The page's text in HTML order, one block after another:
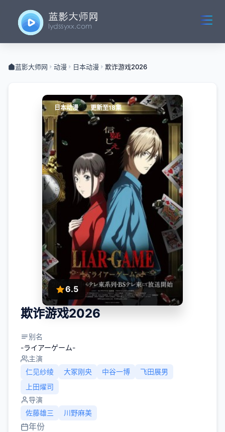
蓝影大师网 动漫 日本动漫 欺诈游戏2026
日本动漫 更新至18集
6.5
欺诈游戏2026
别名
-ライアーゲーム-
主演
仁见纱绫
大冢刚央 中谷一博
飞田展男
上田燿司
导演
佐藤雄三
川野麻美
年份